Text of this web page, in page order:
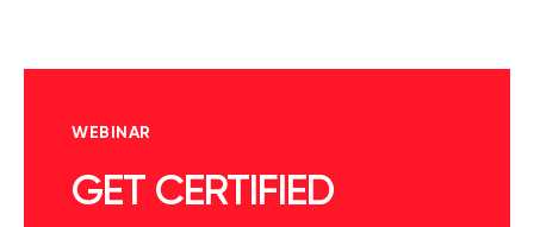
WEBINAR
GET CERTIFIED